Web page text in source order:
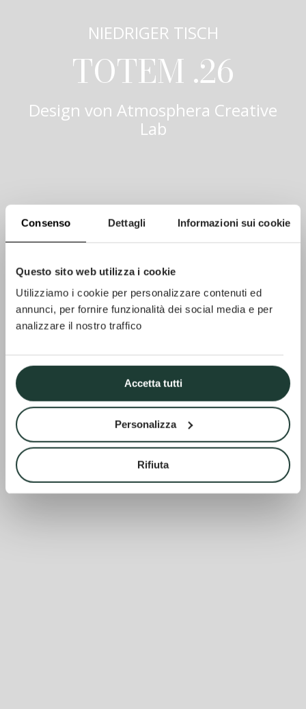
Consenso Dettagli Informazioni sui cookie
Questo sito web utilizza i cookie
Utilizziamo i cookie per personalizzare contenuti ed
annunci, per fornire funzionalità dei social media e per
analizzare il nostro traffico
Accetta tutti
Personalizza
Rifiuta
NIEDRIGER TISCH
TOTEM .26
Design von Atmosphera Creative
Lab